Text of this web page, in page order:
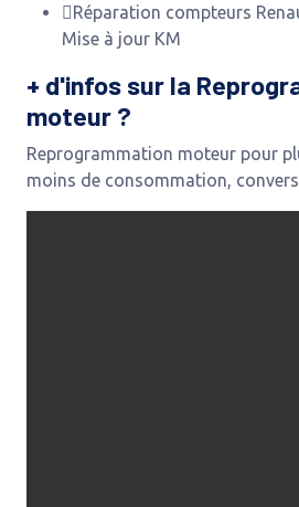
Réparation compteurs
Mise à jour KM
+ d'infos sur la
moteur ?
Reprogrammation moteur pour
moins de consommation,